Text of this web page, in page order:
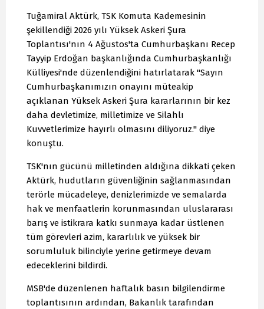
Tuğamiral Aktürk, TSK Komuta Kademesinin
şekillendiği 2026 yılı Yüksek Askeri Şura
Toplantısı'nın 4 Ağustos'ta Cumhurbaşkanı Recep
Tayyip Erdoğan başkanlığında Cumhurbaşkanlığı
Külliyesi'nde düzenlendiğini hatırlatarak "Sayın
Cumhurbaşkanımızın onayını müteakip
açıklanan Yüksek Askeri Şura kararlarının bir kez
daha devletimize, milletimize ve Silahlı
Kuvvetlerimize hayırlı olmasını diliyoruz." diye
konuştu.
TSK'nın gücünü milletinden aldığına dikkati çeken
Aktürk, hudutların güvenliğinin sağlanmasından
terörle mücadeleye, denizlerimizde ve semalarda
hak ve menfaatlerin korunmasından uluslararası
barış ve istikrara katkı sunmaya kadar üstlenen
tüm görevleri azim, kararlılık ve yüksek bir
sorumluluk bilinciyle yerine getirmeye devam
edeceklerini bildirdi.
MSB'de düzenlenen haftalık basın bilgilendirme
toplantısının ardından, Bakanlık tarafından